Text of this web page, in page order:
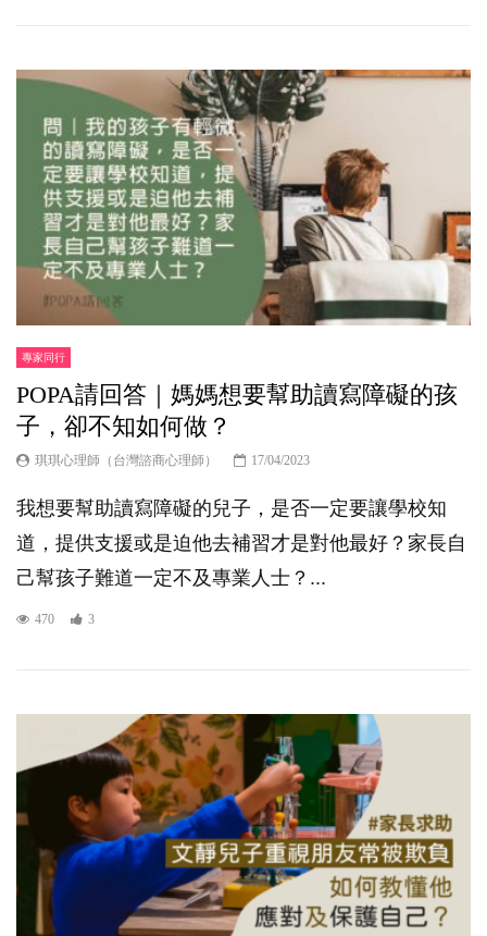
專家同行
POPA請回答｜媽媽想要幫助讀寫障礙的孩
子，卻不知如何做？
琪琪心理師（台灣諮商心理師） 17/04/2023
我想要幫助讀寫障礙的兒子，是否一定要讓學校知
道，提供支援或是迫他去補習才是對他最好？家長自
己幫孩子難道一定不及專業人士？...
470 3